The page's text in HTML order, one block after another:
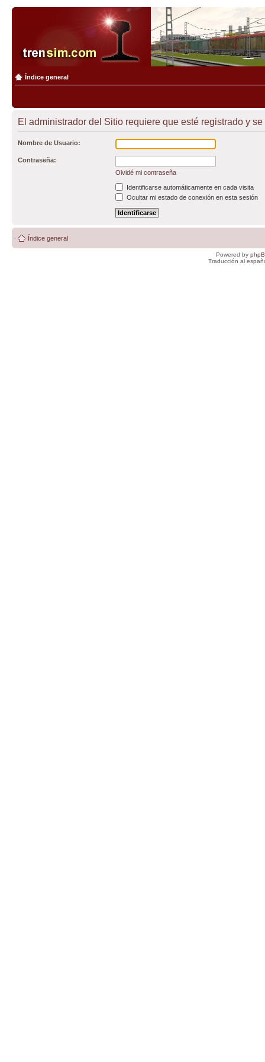
Índice general
El administrador del Sitio requiere que esté registrado y
Nombre de Usuario:
Contraseña:
Olvidé mi contraseña
Identificarse automáticamente en cada visita
Ocultar mi estado de conexión en esta sesión
Índice general
Powered by
Traducción al